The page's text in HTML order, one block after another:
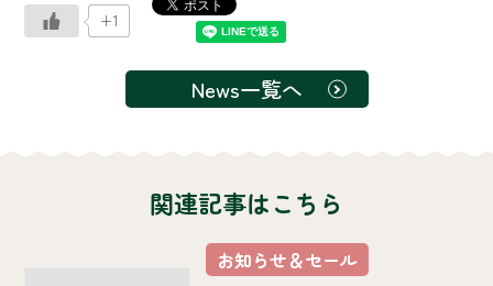
+1
News一覧へ
関連記事はこちら
お知らせ＆セール